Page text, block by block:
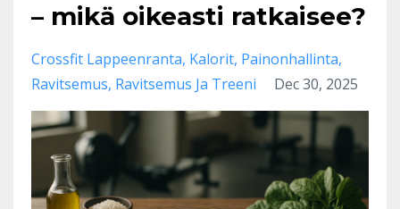
– mikä oikeasti ratkaisee?
Crossfit Lappeenranta Kalorit Painonhallinta
Ravitsemus Ravitsemus Ja Treeni Dec 30, 2025